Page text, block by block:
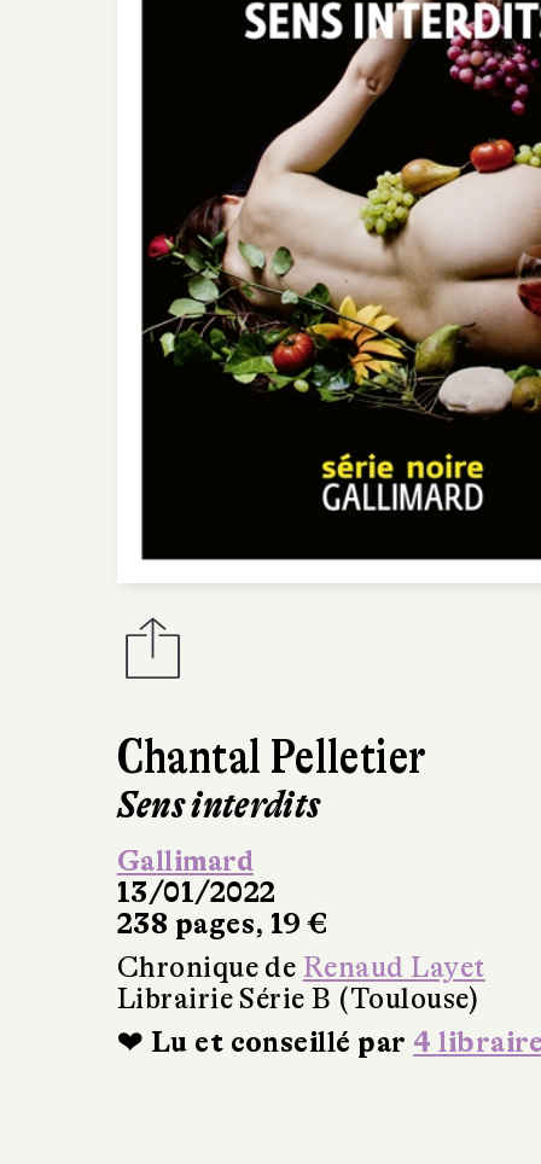
Chantal Pelletier
Sens interdits
Gallimard
13/01/2022
238 pages, 19 €
Chronique de Renaud Layet
Librairie Série B (Toulouse)
❤ Lu et conseillé par 4